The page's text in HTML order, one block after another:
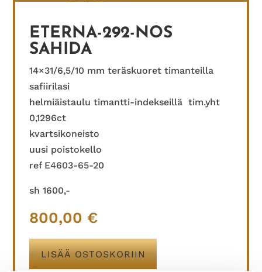
ETERNA-292-NOS
SAHIDA
14×31/6,5/10 mm teräskuoret timanteilla
safiirilasi
helmiäistaulu timantti-indekseillä tim.yht
0,1296ct
kvartsikoneisto
uusi poistokello
ref E4603-65-20
sh 1600,-
800,00 €
LISÄÄ OSTOSKORIIN